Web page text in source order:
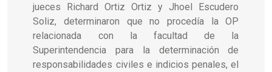
jueces Richard Ortiz Ortiz y Jhoel Escudero
Soliz, determinaron que no procedía la OP
relacionada con la facultad de la
Superintendencia para la determinación de
responsabilidades civiles e indicios penales, el